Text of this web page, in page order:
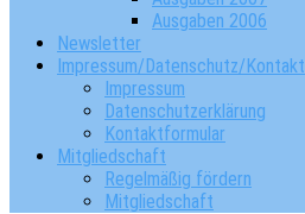
Ausgaben 2006
Newsletter
Impressum/Datenschutz/Kontakt
Impressum
Datenschutzerklärung
Kontaktformular
Mitgliedschaft
Regelmäßig fördern
Mitgliedschaft